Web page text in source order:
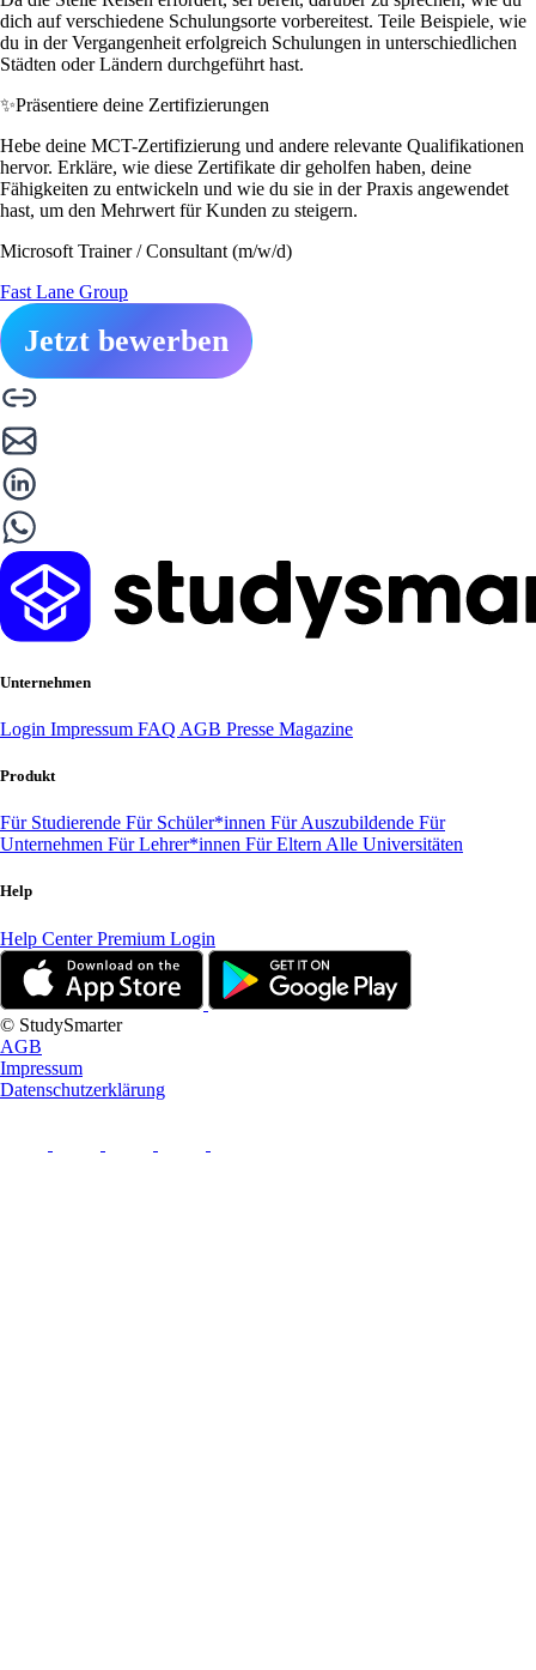
dich auf verschiedene Schulungsorte vorbereitest. Teile Beispiele, wie
du in der Vergangenheit erfolgreich Schulungen in unterschiedlichen
Städten oder Ländern durchgeführt hast.
✨Präsentiere deine Zertifizierungen
Hebe deine MCT-Zertifizierung und andere relevante Qualifikationen
hervor. Erkläre, wie diese Zertifikate dir geholfen haben, deine
Fähigkeiten zu entwickeln und wie du sie in der Praxis angewendet
hast, um den Mehrwert für Kunden zu steigern.
Microsoft Trainer / Consultant (m/w/d)
Fast Lane Group
Jetzt bewerben
Unternehmen
Login Impressum FAQ AGB Presse Magazine
Produkt
Für Studierende Für Schüler*innen Für Auszubildende Für
Unternehmen Für Lehrer*innen Für Eltern Alle Universitäten
Help
Help CenterPremium Login
© StudySmarter
AGB
Impressum
Datenschutzerklärung